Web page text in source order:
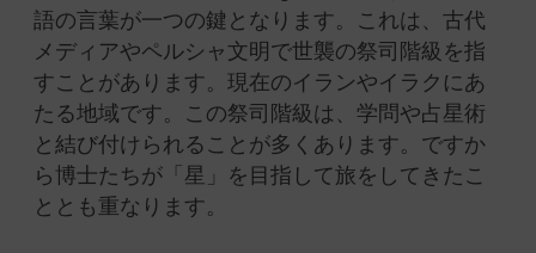
語の言葉が一つの鍵となります。これは、古代
メディアやペルシャ文明で世襲の祭司階級を指
すことがあります。現在のイランやイラクにあ
たる地域です。この祭司階級は、学問や占星術
と結び付けられることが多くあります。ですか
ら博士たちが「星」を目指して旅をしてきたこ
ととも重なります。